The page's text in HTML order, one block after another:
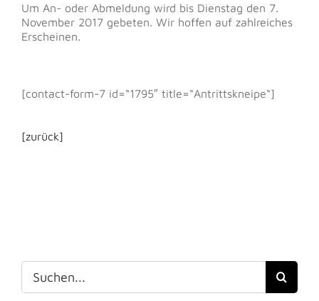
Um An- oder Abmeldung wird bis Dienstag den 7.
November 2017 gebeten. Wir hoffen auf zahlreiches
Erscheinen.
[contact-form-7 id=“1795″ title=“Antrittskneipe“]
[zurück]
Suche
nach: